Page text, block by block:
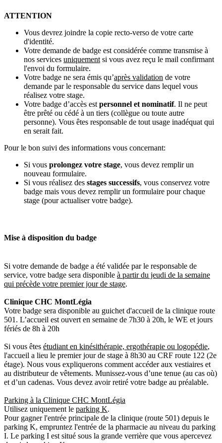
ATTENTION
Vous devrez joindre la copie recto-verso de votre carte
d'identité.
Votre demande de badge est considérée comme transmise à
nos services uniquement si vous avez reçu le mail confirmant
l'envoi du formulaire.
Votre badge ne sera émis qu’après validation de votre
demande par le responsable du service dans lequel vous
réalisez votre stage.
Votre badge d’accès est personnel et nominatif. Il ne peut
être prêté ou cédé à un tiers (collègue ou toute autre
personne). Vous êtes responsable de tout usage inadéquat qui
en serait fait.
Pour le bon suivi des informations vous concernant:
Si vous prolongez votre stage, vous devez remplir un
nouveau formulaire.
Si vous réalisez des stages successifs, vous conservez votre
badge mais vous devez remplir un formulaire pour chaque
stage (pour actualiser votre badge).
Mise à disposition du badge
Si votre demande de badge a été validée par le responsable de
service, votre badge sera disponible à partir du jeudi de la semaine
qui précède votre premier jour de stage.
Clinique CHC MontLégia
Votre badge sera disponible au guichet d'accueil de la clinique route
501. L’accueil est ouvert en semaine de 7h30 à 20h, le WE et jours
fériés de 8h à 20h
Si vous êtes étudiant en kinésithérapie, ergothérapie ou logopédie,
l'accueil a lieu le premier jour de stage à 8h30 au CRF route 122 (2e
étage). Nous vous expliquerons comment accéder aux vestiaires et
au distributeur de vêtements. Munissez-vous d’une tenue (au cas où)
et d’un cadenas. Vous devez avoir retiré votre badge au préalable.
Parking à la Clinique CHC MontLégia
Utilisez uniquement le parking K.
Pour gagner l'entrée principale de la clinique (route 501) depuis le
parking K, empruntez l'entrée de la pharmacie au niveau du parking
I. Le parking I est situé sous la grande verrière que vous apercevez